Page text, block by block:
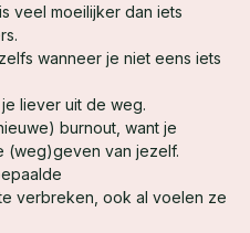
veel moeilijker dan iets
wanneer je niet eens iets
liever uit de weg.
burnout, want je
(weg)geven van jezelf.
verbreken, ook al voelen ze